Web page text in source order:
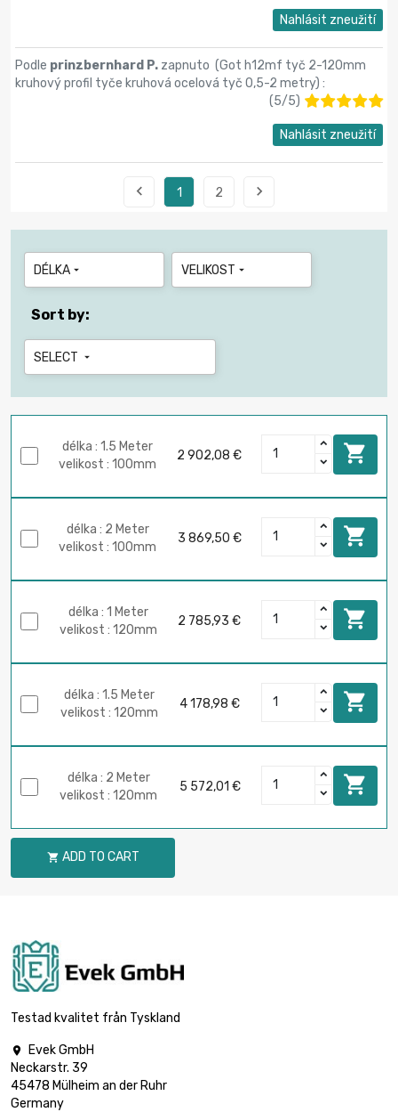
Nahlásit zneužití
Podle prinzbernhard P. zapnuto (Got h12mf tyč 2-120mm
kruhový profil tyče kruhová ocelová tyč 0,5-2 metry) :
(5/5)
Nahlásit zneužití
 1 2 
DÉLKA  VELIKOST 
Sort by:
SELECT 
délka : 1.5 Meter
velikost : 100mm
2 902,08 € 
délka : 2 Meter
velikost : 100mm
3 869,50 € 
délka : 1 Meter
velikost : 120mm
2 785,93 € 
délka : 1.5 Meter
velikost : 120mm
4 178,98 € 
délka : 2 Meter
velikost : 120mm
5 572,01 € 
 ADD TO CART
Testad kvalitet från Tyskland

Evek GmbH
Neckarstr. 39
45478 Mülheim an der Ruhr
Germany